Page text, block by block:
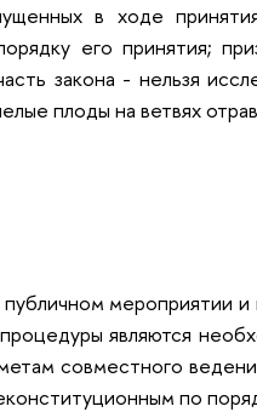
в ходе
его принятия;
закона - нельзя
плоды на ветвях
мероприятии
являются
совместного
по